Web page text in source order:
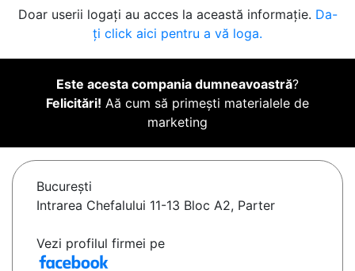
Doar userii logați au acces la această informație. Da-
ți click aici pentru a vă loga.
Este acesta compania dumneavoastră?
Felicitări! Aă cum să primești materialele de
marketing
Bucureşti
Intrarea Chefalului 11-13 Bloc A2, Parter
Vezi profilul firmei pe